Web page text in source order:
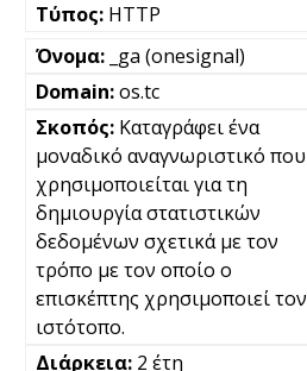
HTTP
_ga (onesignal)
os.tc
Καταγράφει ένα
μοναδικό αναγνωριστικό που
χρησιμοποιείται για τη
δημιουργία στατιστικών
δεδομένων σχετικά με τον
τρόπο με τον οποίο ο
επισκέπτης χρησιμοποιεί τον
ιστότοπο.
2 έτη